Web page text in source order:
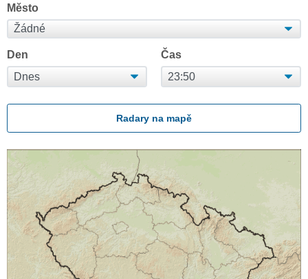
Město
Den Čas
Radary na mapě